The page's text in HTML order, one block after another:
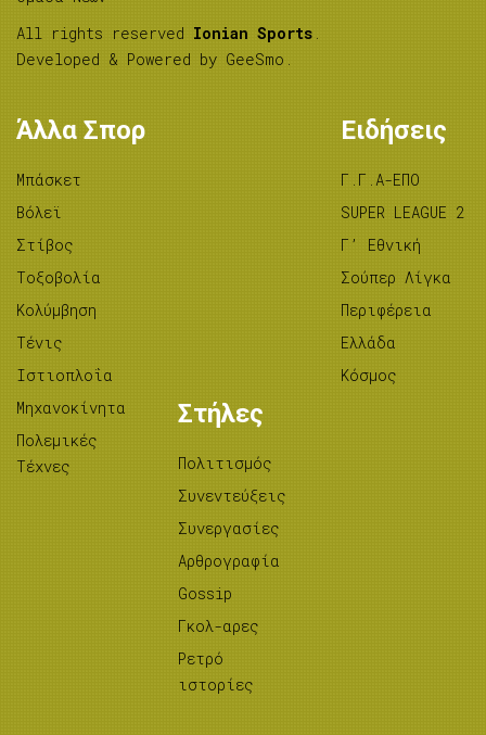
All rights reserved Ionian Sports .
Developed & Powered by GeeSmo .
Άλλα Σπορ
Μπάσκετ
Βόλεϊ
Στίβος
Tοξοβολία
Κολύμβηση
Τένις
Ιστιοπλοΐα
Μηχανοκίνητα
Πολεμικές
Τέχνες
Ειδήσεις
Γ.Γ.Α-ΕΠΟ
SUPER LEAGUE 2
Γ’ Εθνική
Σούπερ Λίγκα
Περιφέρεια
Ελλάδα
Κόσμος
Στήλες
Πολιτισμός
Συνεντεύξεις
Συνεργασίες
Αρθρογραφία
Gossip
Γκολ-αρες
Ρετρό
ιστορίες